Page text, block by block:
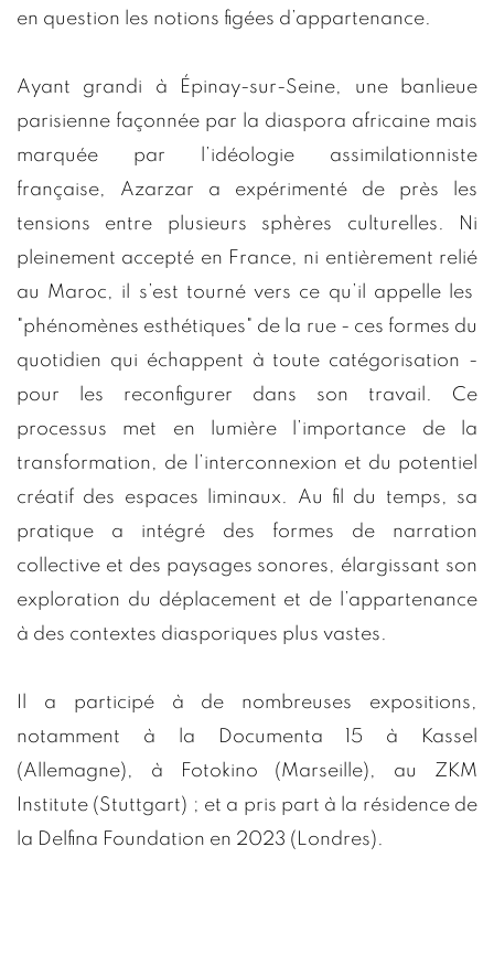
en question les notions figées d’appartenance.
Ayant grandi à Épinay-sur-Seine, une banlieue
parisienne façonnée par la diaspora africaine mais
marquée par l’idéologie assimilationniste
française, Azarzar a expérimenté de près les
tensions entre plusieurs sphères culturelles. Ni
pleinement accepté en France, ni entièrement relié
au Maroc, il s’est tourné vers ce qu’il appelle les
"phénomènes esthétiques" de la rue - ces formes du
quotidien qui échappent à toute catégorisation -
pour les reconfigurer dans son travail. Ce
processus met en lumière l’importance de la
transformation, de l’interconnexion et du potentiel
créatif des espaces liminaux. Au fil du temps, sa
pratique a intégré des formes de narration
collective et des paysages sonores, élargissant son
exploration du déplacement et de l’appartenance
à des contextes diasporiques plus vastes.
Il a participé à de nombreuses expositions,
notamment à la Documenta 15 à Kassel
(Allemagne), à Fotokino (Marseille), au ZKM
Institute (Stuttgart) ; et a pris part à la résidence de
la Delfina Foundation en 2023 (Londres).